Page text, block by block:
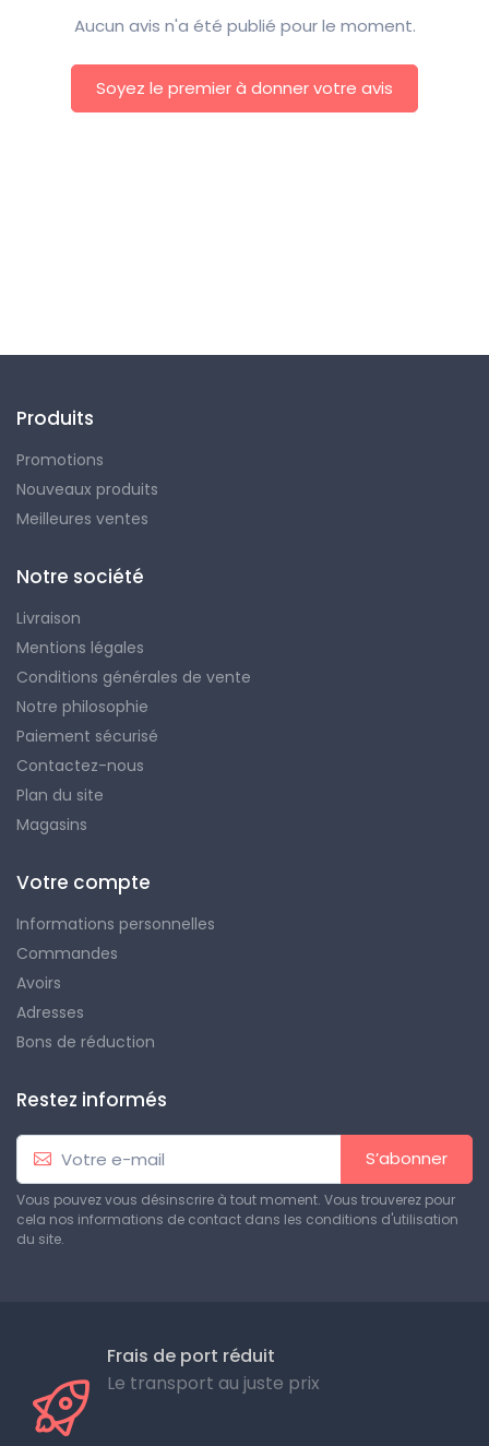
Aucun avis n'a été publié pour le moment.
Soyez le premier à donner votre avis
Produits
Promotions
Nouveaux produits
Meilleures ventes
Notre société
Livraison
Mentions légales
Conditions générales de vente
Notre philosophie
Paiement sécurisé
Contactez-nous
Plan du site
Magasins
Votre compte
Informations personnelles
Commandes
Avoirs
Adresses
Bons de réduction
Restez informés
S’abonner
Vous pouvez vous désinscrire à tout moment. Vous trouverez pour
cela nos informations de contact dans les conditions d'utilisation
du site.
Frais de port réduit
Le transport au juste prix